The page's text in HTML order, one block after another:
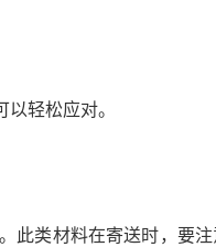
轻松应对。
此类材料在寄送时，要注